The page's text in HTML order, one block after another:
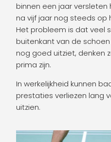
binnen een jaar versleten
na vijf jaar nog steeds op
Het probleem is dat veel
buitenkant van de
nog goed uitziet, denken
prima zijn.
In werkelijkheid kunnen
prestaties verliezen lang
uitzien.